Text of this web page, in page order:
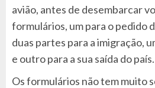
avião, antes de desembarcar
formulários, um para o pedido
duas partes para a imigração,
e outro para a sua saída do país.
Os formulários não tem muito